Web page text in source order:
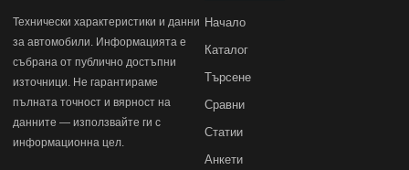
Технически характеристики и данни
за автомобили. Информацията е
събрана от публично достъпни
източници. Не гарантираме
пълната точност и вярност на
данните — използвайте ги с
информационна цел.
Начало
Каталог
Търсене
Сравни
Статии
Анкети